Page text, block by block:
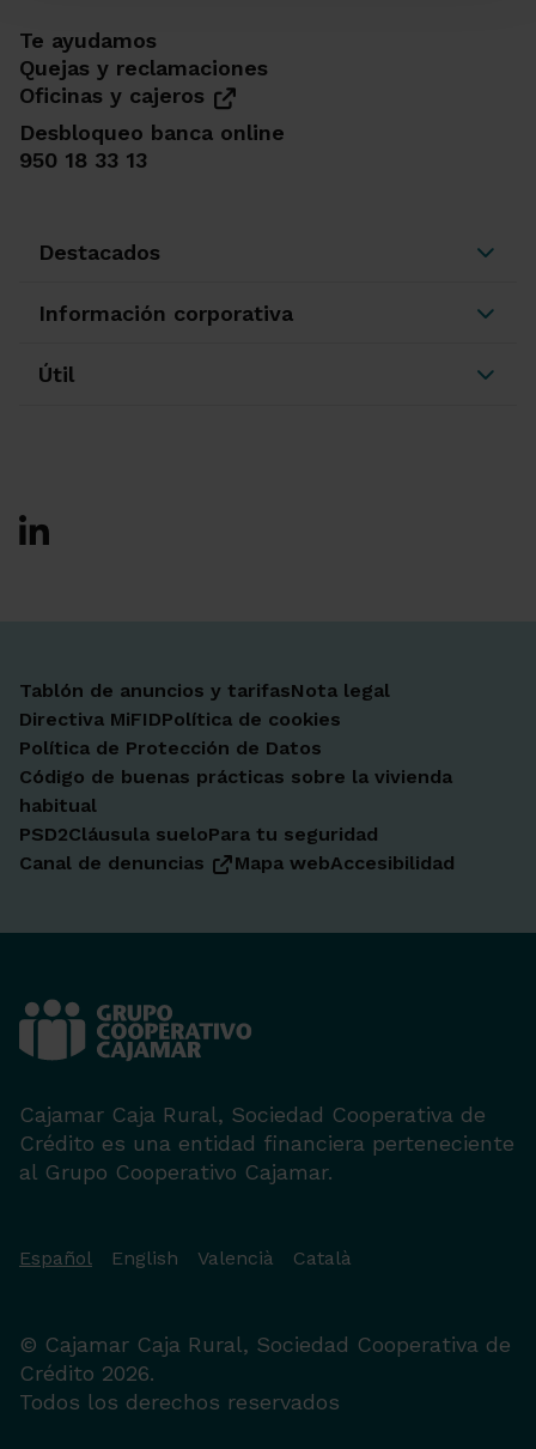
Te ayudamos
Quejas y reclamaciones
Oficinas y cajeros
Desbloqueo banca online
950 18 33 13
Destacados
Información corporativa
Útil
Ir a Facebook
Ir a X-twitter
Ir a Instagram
Ir a Linkedin
Ir a Youtube
Ir a Blogger
Ir a Vimeo
Tablón de anuncios y tarifasNota legal
Directiva MiFIDPolítica de cookies
Política de Protección de Datos
Código de buenas prácticas sobre la vivienda
habitual
PSD2Cláusula sueloPara tu seguridad
Canal de denuncias
Mapa webAccesibilidad
Cajamar Caja Rural, Sociedad Cooperativa de
Crédito es una entidad financiera perteneciente
al Grupo Cooperativo Cajamar.
Español English Valencià Català
© Cajamar Caja Rural, Sociedad Cooperativa de
Crédito 2026.
Todos los derechos reservados